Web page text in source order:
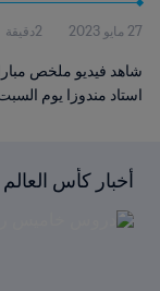
27 مايو 2023 2دقيقة
شاهد فيديو ملخص
استاد مندوزا يوم السبت، ٢٧ مايو ٢٠٢٣ في
FA™